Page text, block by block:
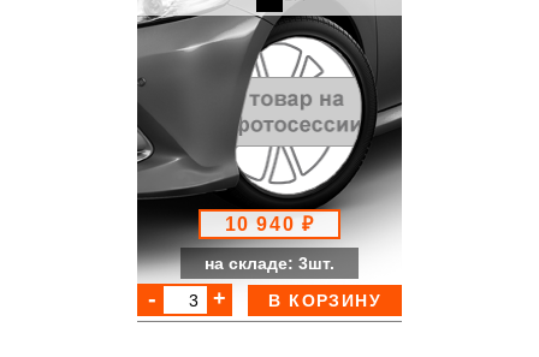
10 940 ₽
на складе: 3шт.
В КОРЗИНУ